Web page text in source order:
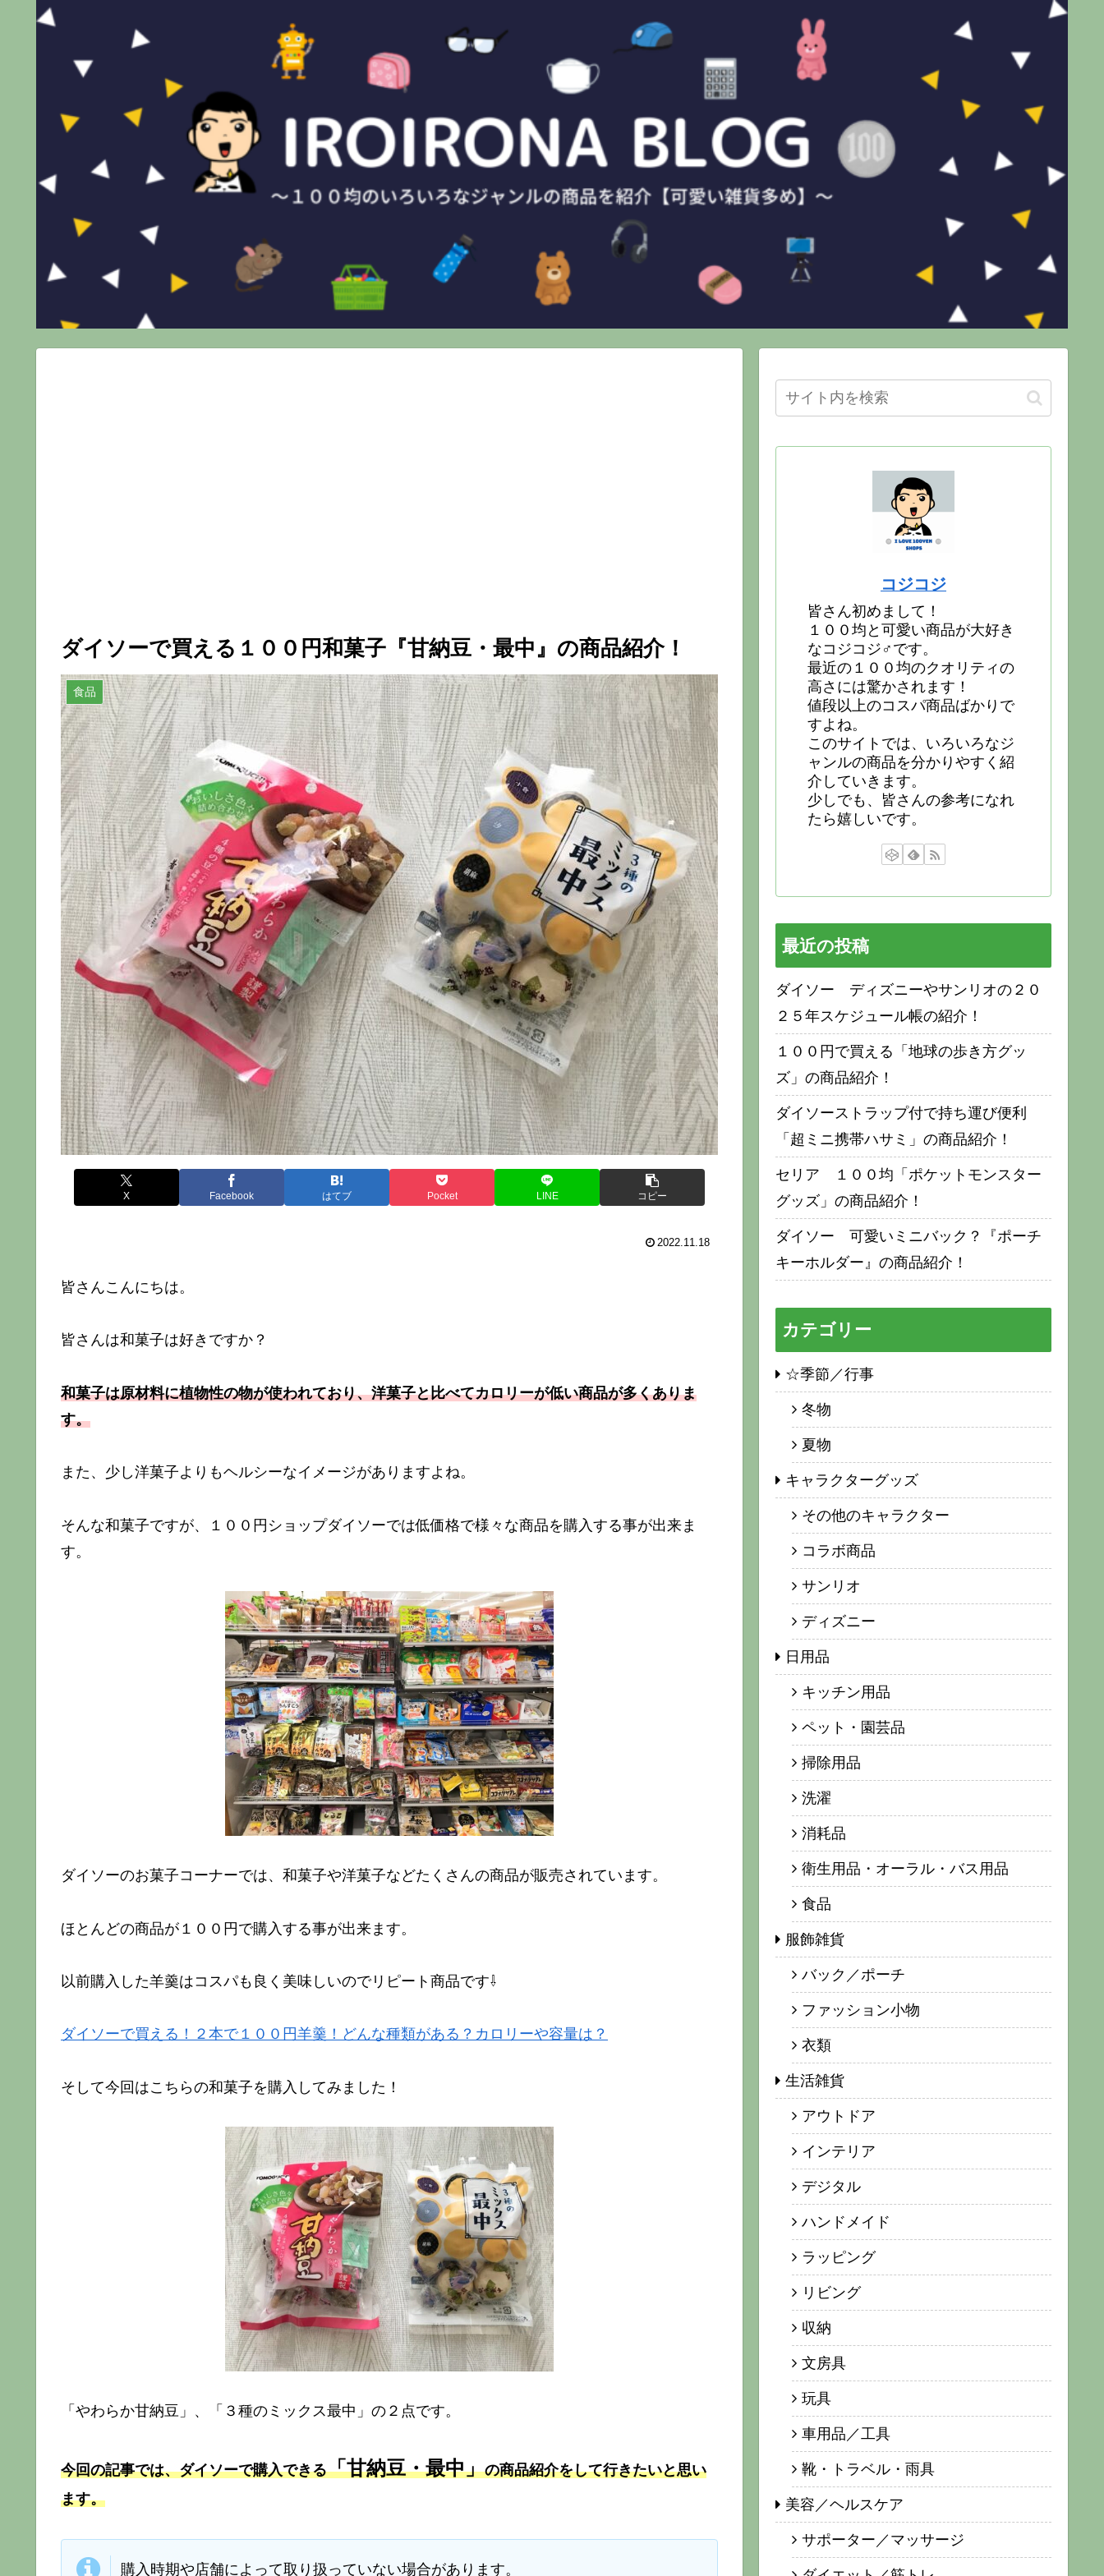
ダイソーで買える１００円和菓子『甘納豆・最中』の商品紹介！
食品
X Facebook はてブ Pocket LINE コピー
2022.11.18
皆さんこんにちは。
皆さんは和菓子は好きですか？
和菓子は原材料に植物性の物が使われており、洋菓子と比べてカロリーが低い商品が多くありま
す。
また、少し洋菓子よりもヘルシーなイメージがありますよね。
そんな和菓子ですが、１００円ショップダイソーでは低価格で様々な商品を購入する事が出来ま
す。
ダイソーのお菓子コーナーでは、和菓子や洋菓子などたくさんの商品が販売されています。
ほとんどの商品が１００円で購入する事が出来ます。
以前購入した羊羹はコスパも良く美味しいのでリピート商品です⇩
ダイソーで買える！２本で１００円羊羹！どんな種類がある？カロリーや容量は？
そして今回はこちらの和菓子を購入してみました！
「やわらか甘納豆」、「３種のミックス最中」の２点です。
今回の記事では、ダイソーで購入できる「甘納豆・最中」の商品紹介をして行きたいと思い
ます。
購入時期や店舗によって取り扱っていない場合があります。
コジコジ
皆さん初めまして！
１００均と可愛い商品が大好き
なコジコジ♂です。
最近の１００均のクオリティの
高さには驚かされます！
値段以上のコスパ商品ばかりで
すよね。
このサイトでは、いろいろなジ
ャンルの商品を分かりやすく紹
介していきます。
少しでも、皆さんの参考になれ
たら嬉しいです。
最近の投稿
ダイソー ディズニーやサンリオの２０
２５年スケジュール帳の紹介！
１００円で買える「地球の歩き方グッ
ズ」の商品紹介！
ダイソーストラップ付で持ち運び便利
「超ミニ携帯ハサミ」の商品紹介！
セリア １００均「ポケットモンスター
グッズ」の商品紹介！
ダイソー 可愛いミニバック？『ポーチ
キーホルダー』の商品紹介！
カテゴリー
☆季節／行事
冬物
夏物
キャラクターグッズ
その他のキャラクター
コラボ商品
サンリオ
ディズニー
日用品
キッチン用品
ペット・園芸品
掃除用品
洗濯
消耗品
衛生用品・オーラル・バス用品
食品
服飾雑貨
バック／ポーチ
ファッション小物
衣類
生活雑貨
アウトドア
インテリア
デジタル
ハンドメイド
ラッピング
リビング
収納
文房具
玩具
車用品／工具
靴・トラベル・雨具
美容／ヘルスケア
サポーター／マッサージ